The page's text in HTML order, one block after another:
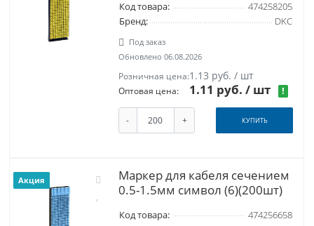
Код товара:
474258205
Бренд:
DKC
Под заказ
Обновлено 06.08.2026
Розничная цена:1.13 руб. / шт
Оптовая цена: 1.11 руб./ шт !
- + КУПИТЬ
Акция
Маркер для кабеля сечением
0.5-1.5мм символ (6)(200шт)
Код товара:
474256658